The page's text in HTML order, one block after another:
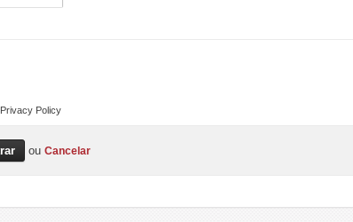
Privacy Policy
ou Cancelar